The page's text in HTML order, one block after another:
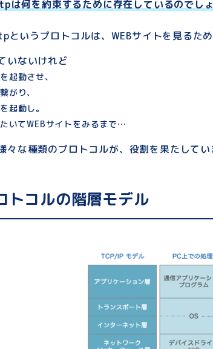
は何を約束するために存在しているのでし
というプロトコルは、WEBサイトを見るた
いないけれど
起動させ、
がり、
起動し。
いてWEBサイトをみるまで…
々な種類のプロトコルが、役割を果たしてい
トコルの階層モデル